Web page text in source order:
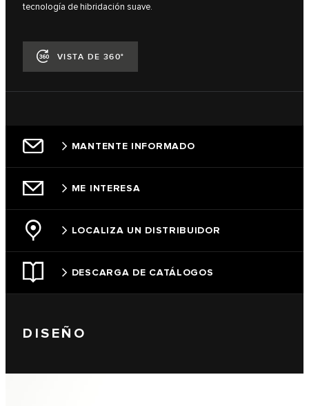
tecnología de hibridación suave.
VISTA DE 360°
MANTENTE INFORMADO
ME INTERESA
LOCALIZA UN DISTRIBUIDOR
DESCARGA DE CATÁLOGOS
DISEÑO